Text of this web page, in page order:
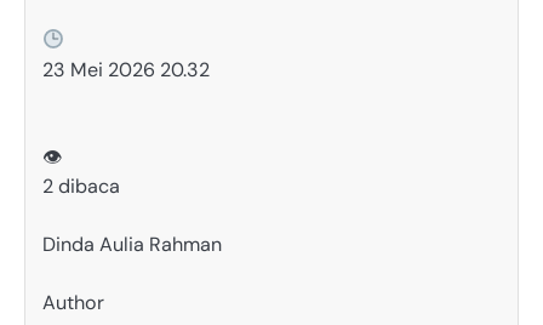
23 Mei 2026 20.32
👁
2 dibaca
Dinda Aulia Rahman
Author